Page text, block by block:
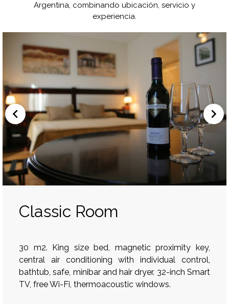
Argentina, combinando ubicación, servicio y
experiencia.
Classic Room
30 m2. King size bed, magnetic proximity key,
central air conditioning with individual control,
bathtub, safe, minibar and hair dryer. 32-inch Smart
TV, free Wi-Fi, thermoacoustic windows.